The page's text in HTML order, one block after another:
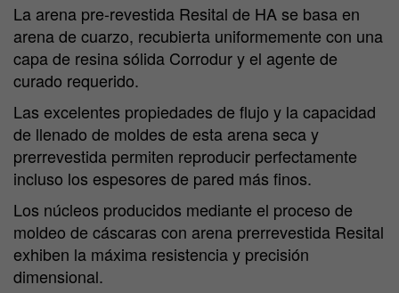
La arena pre-revestida Resital de HA se basa en
arena de cuarzo, recubierta uniformemente con una
capa de resina sólida Corrodur y el agente de
curado requerido.
Las excelentes propiedades de flujo y la capacidad
de llenado de moldes de esta arena seca y
prerrevestida permiten reproducir perfectamente
incluso los espesores de pared más finos.
Los núcleos producidos mediante el proceso de
moldeo de cáscaras con arena prerrevestida Resital
exhiben la máxima resistencia y precisión
dimensional.